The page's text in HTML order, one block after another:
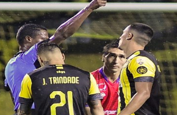
de Chile